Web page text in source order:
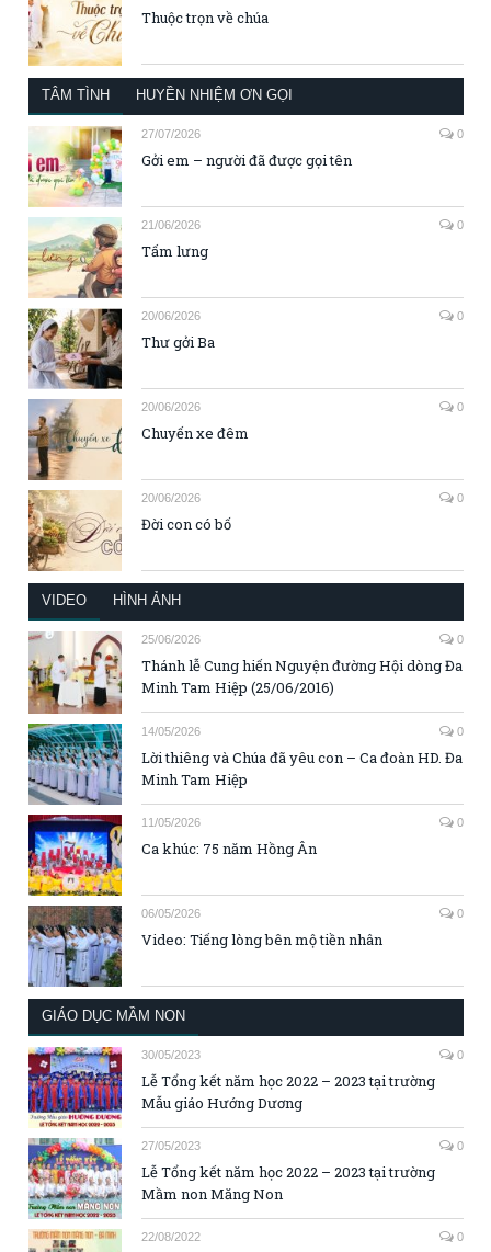
Thuộc trọn về chúa
TÂM TÌNH HUYỀN NHIỆM ƠN GỌI
27/07/2026 0
Gởi em – người đã được gọi tên
21/06/2026 0
Tấm lưng
20/06/2026 0
Thư gởi Ba
20/06/2026 0
Chuyến xe đêm
20/06/2026 0
Đời con có bố
VIDEO HÌNH ẢNH
25/06/2026 0
Thánh lễ Cung hiến Nguyện đường Hội dòng Đa
Minh Tam Hiệp (25/06/2016)
14/05/2026 0
Lời thiêng và Chúa đã yêu con – Ca đoàn HD. Đa
Minh Tam Hiệp
11/05/2026 0
Ca khúc: 75 năm Hồng Ân
06/05/2026 0
Video: Tiếng lòng bên mộ tiền nhân
GIÁO DỤC MẦM NON
30/05/2023 0
Lễ Tổng kết năm học 2022 – 2023 tại trường
Mẫu giáo Hướng Dương
27/05/2023 0
Lễ Tổng kết năm học 2022 – 2023 tại trường
Mầm non Măng Non
22/08/2022 0